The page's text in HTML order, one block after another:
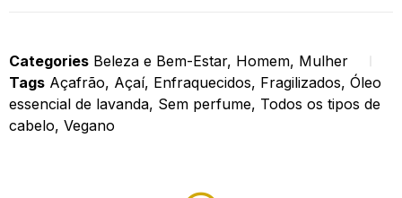
Categories Beleza e Bem-Estar, Homem, Mulher
Tags Açafrão, Açaí, Enfraquecidos, Fragilizados, Óleo
essencial de lavanda, Sem perfume, Todos os tipos de
cabelo, Vegano